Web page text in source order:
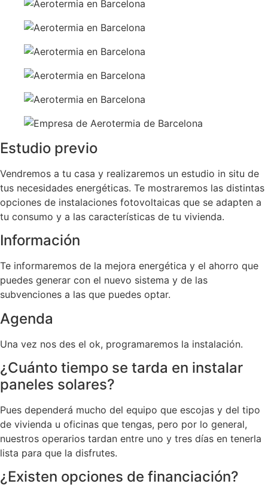
Estudio previo
Vendremos a tu casa y realizaremos un estudio in situ de
tus necesidades energéticas. Te mostraremos las distintas
opciones de instalaciones fotovoltaicas que se adapten a
tu consumo y a las características de tu vivienda.
Información
Te informaremos de la mejora energética y el ahorro que
puedes generar con el nuevo sistema y de las
subvenciones a las que puedes optar.
Agenda
Una vez nos des el ok, programaremos la instalación.
¿Cuánto tiempo se tarda en instalar
paneles solares?
Pues dependerá mucho del equipo que escojas y del tipo
de vivienda u oficinas que tengas, pero por lo general,
nuestros operarios tardan entre uno y tres días en tenerla
lista para que la disfrutes.
¿Existen opciones de financiación?